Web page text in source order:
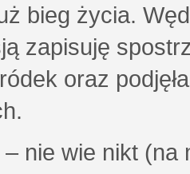
bieg życia.
zapisuję
oraz
– nie wie nikt